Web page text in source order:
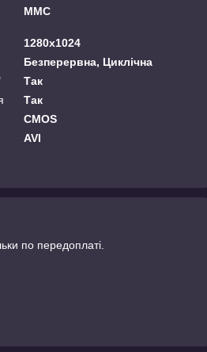
MMC
1280x1024
Безперервна, Циклічна
Так
Так
CMOS
AVI
по передоплаті.